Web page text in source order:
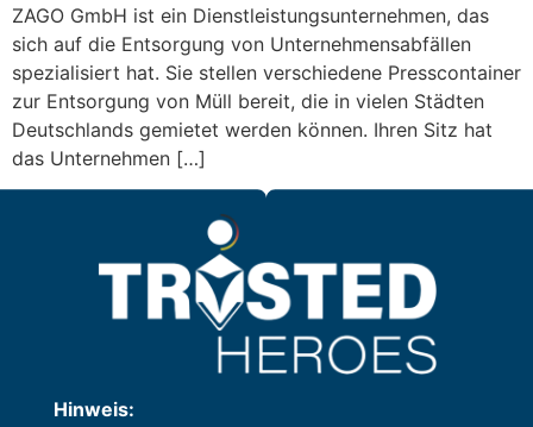
ZAGO GmbH ist ein Dienstleistungsunternehmen, das
sich auf die Entsorgung von Unternehmensabfällen
spezialisiert hat. Sie stellen verschiedene Presscontainer
zur Entsorgung von Müll bereit, die in vielen Städten
Deutschlands gemietet werden können. Ihren Sitz hat
das Unternehmen […]
Hinweis: